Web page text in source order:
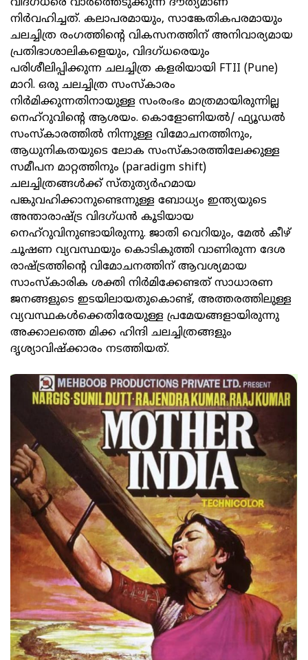
നിര്‍വഹിച്ചത്. കലാപരമായും, സാങ്കേതികപരമായും
ചലച്ചിത്ര രംഗത്തിന്റെ വികസനത്തിന് അനിവാര്യമായ
പ്രതിഭാശാലികളെയും, വിദഗ്ധരെയും
പരിശീലിപ്പിക്കുന്ന ചലച്ചിത്ര കളരിയായി FTII (Pune)
മാറി. ഒരു ചലച്ചിത്ര സംസ്‌കാരം
നിര്‍മിക്കുന്നതിനായുള്ള സംരംഭം മാത്രമായിരുന്നില്ല
നെഹ്റുവിന്റെ ആശയം. കൊളോണിയല്‍/ ഫ്യൂഡല്‍
സംസ്‌കാരത്തില്‍ നിന്നുള്ള വിമോചനത്തിനും,
ആധുനികതയുടെ ലോക സംസ്‌കാരത്തിലേക്കുള്ള
സമീപന മാറ്റത്തിനും (paradigm shift)
ചലച്ചിത്രങ്ങള്‍ക്ക് സ്തുത്യര്‍ഹമായ
പങ്കുവഹിക്കാനുണ്ടെന്നുള്ള ബോധ്യം ഇന്ത്യയുടെ
അന്താരാഷ്ട്ര വിദഗ്ധന്‍ കൂടിയായ
നെഹ്റുവിനുണ്ടായിരുന്നു. ജാതി വെറിയും, മേല്‍ കീഴ്
ചൂഷണ വ്യവസ്ഥയും കൊടികുത്തി വാണിരുന്ന ദേശ
രാഷ്ട്രത്തിന്റെ വിമോചനത്തിന് ആവശ്യമായ
സാംസ്‌കാരിക ശക്തി നിര്‍മിക്കേണ്ടത് സാധാരണ
ജനങ്ങളുടെ ഇടയിലായതുകൊണ്ട്, അത്തരത്തിലുള്ള
വ്യവസ്ഥകള്‍ക്കെതിരേയുള്ള പ്രമേയങ്ങളായിരുന്നു
അക്കാലത്തെ മിക്ക ഹിന്ദി ചലച്ചിത്രങ്ങളും
ദൃശ്യാവിഷ്‌ക്കാരം നടത്തിയത്.